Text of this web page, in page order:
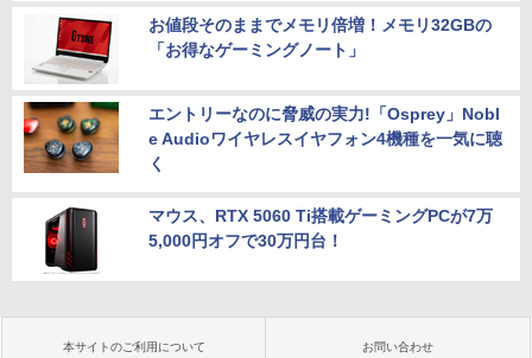
お値段そのままでメモリ倍増！メモリ32GBの
「お得なゲーミングノート」
エントリーなのに脅威の実力!「Osprey」Nobl
e Audioワイヤレスイヤフォン4機種を一気に聴
く
マウス、RTX 5060 Ti搭載ゲーミングPCが7万
5,000円オフで30万円台！
本サイトのご利用について お問い合わせ